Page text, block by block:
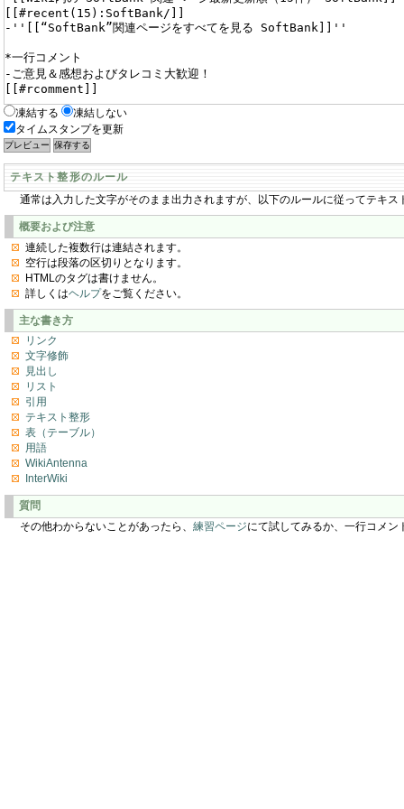
凍結する
凍結しない
タイムスタンプを更新
テキスト整形のルール
通常は入力した文字がそのまま出力されますが、以下のルールに従ってテキス
概要および注意
連続した複数行は連結されます。
空行は段落の区切りとなります。
HTMLのタグは書けません。
詳しくはヘルプをご覧ください。
主な書き方
リンク
文字修飾
見出し
リスト
引用
テキスト整形
表（テーブル）
用語
WikiAntenna
InterWiki
質問
その他わからないことがあったら、 練習ページにて試してみるか、一行コメン